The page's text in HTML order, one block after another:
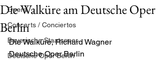
Opera
Concerts / Conciertos
Bayerische Staatsoper
Deutsche Oper Berlin
Die Walküre am Deutsche Oper
Berlin
Die Walküre, Richard Wagner
Deutsche Oper Berlin